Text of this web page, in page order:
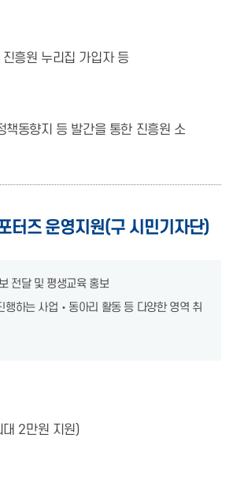
흥원 누리집 가입자 등
책동향지 등 발간을 통한 진흥원 소
터즈 운영지원(구 시민기자단)
전달 및 평생교육 홍보
행하는 사업‧동아리 활동 등 다양한 영역 취
2만원 지원)